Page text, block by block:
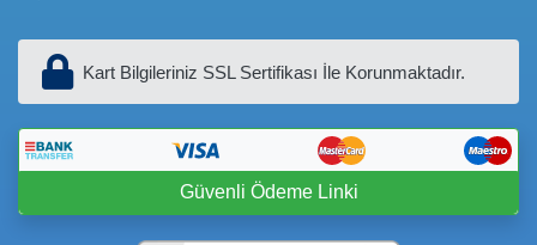
Kart Bilgileriniz SSL Sertifikası İle Korunmaktadır.
Güvenli Ödeme Linki